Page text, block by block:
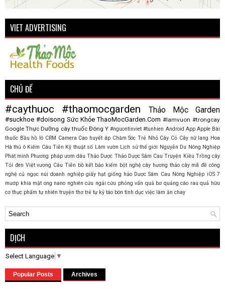
VIET ADVERTISING
CHỦ ĐỀ
#caythuoc
#thaomocgarden Thảo Mộc Garden
#suckhoe #doisong Sức Khỏe ThaoMocGarden.Com #lamvuon #trongcay
Google Thực Dưỡng cây thuốc Đông Y #nguontinviet #tunhien Android App Apple Bài
thuốc Bầu hồ lô CRM Camera Cao huyết áp Chăm Sóc Trẻ Nhỏ Cây Cỏ Cây nữ lang Hoa
Hà thủ ô Kiếm Câu Tiễn Kỹ thuật số Làm vườn Lịch sử thế giới Nguyễn Du Nông Nghiệp
Phát minh Phương pháp ươm dâu Thảo Dược Thảo Dược Sâm Cau Truyện Kiều Trồng cây
Tỏi đen Việt vương Câu Tiễn bồ kết bảo kiếm bột nghệ cây hương thảo cây mã đề công
nghệ củ ngọc núi doanh nghiệp giấy hạt giống hảo Dược Sâm Cau Nông Nghiệp iOS 7
mướp khía mật ong nano nghiên cứu ngải cứu phỏng vấn quả bơ quảng cáo rau quả hữu
cơ thực phẩm tự nhiên truyện thơ trẻ tự kỷ táo bón tình dục việc làm ăn chay
DỊCH
Select Language ▼
Popular Posts Archives